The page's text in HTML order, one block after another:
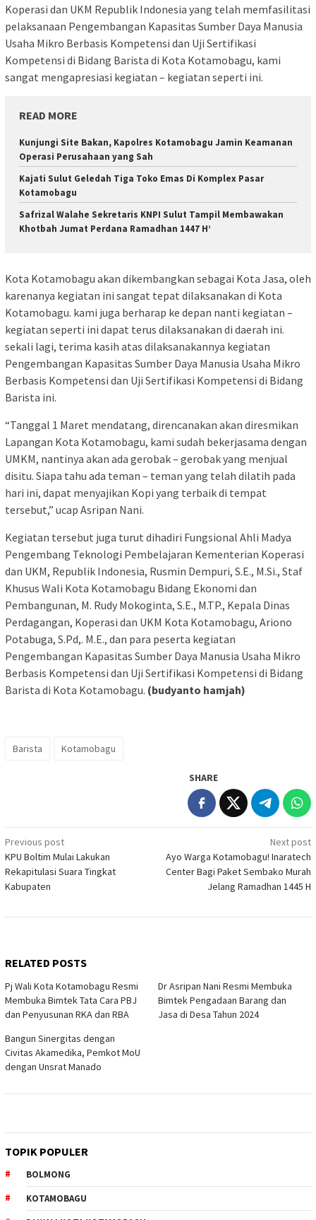
Koperasi dan UKM Republik Indonesia yang telah memfasilitasi
pelaksanaan Pengembangan Kapasitas Sumber Daya Manusia
Usaha Mikro Berbasis Kompetensi dan Uji Sertifikasi
Kompetensi di Bidang Barista di Kota Kotamobagu, kami
sangat mengapresiasi kegiatan – kegiatan seperti ini.
READ MORE
Kunjungi Site Bakan, Kapolres Kotamobagu Jamin Keamanan
Operasi Perusahaan yang Sah
Kajati Sulut Geledah Tiga Toko Emas Di Komplex Pasar
Kotamobagu
Safrizal Walahe Sekretaris KNPI Sulut Tampil Membawakan
Khotbah Jumat Perdana Ramadhan 1447 H’
Kota Kotamobagu akan dikembangkan sebagai Kota Jasa, oleh
karenanya kegiatan ini sangat tepat dilaksanakan di Kota
Kotamobagu. kami juga berharap ke depan nanti kegiatan –
kegiatan seperti ini dapat terus dilaksanakan di daerah ini.
sekali lagi, terima kasih atas dilaksanakannya kegiatan
Pengembangan Kapasitas Sumber Daya Manusia Usaha Mikro
Berbasis Kompetensi dan Uji Sertifikasi Kompetensi di Bidang
Barista ini.
“Tanggal 1 Maret mendatang, direncanakan akan diresmikan
Lapangan Kota Kotamobagu, kami sudah bekerjasama dengan
UMKM, nantinya akan ada gerobak – gerobak yang menjual
disitu. Siapa tahu ada teman – teman yang telah dilatih pada
hari ini, dapat menyajikan Kopi yang terbaik di tempat
tersebut,” ucap Asripan Nani.
Kegiatan tersebut juga turut dihadiri Fungsional Ahli Madya
Pengembang Teknologi Pembelajaran Kementerian Koperasi
dan UKM, Republik Indonesia, Rusmin Dempuri, S.E., M.Si., Staf
Khusus Wali Kota Kotamobagu Bidang Ekonomi dan
Pembangunan, M. Rudy Mokoginta, S.E., M.TP., Kepala Dinas
Perdagangan, Koperasi dan UKM Kota Kotamobagu, Ariono
Potabuga, S.Pd,. M.E., dan para peserta kegiatan
Pengembangan Kapasitas Sumber Daya Manusia Usaha Mikro
Berbasis Kompetensi dan Uji Sertifikasi Kompetensi di Bidang
Barista di Kota Kotamobagu. (budyanto hamjah)
Barista Kotamobagu
SHARE
Post
navigation
Previous post
KPU Boltim Mulai Lakukan
Rekapitulasi Suara Tingkat
Kabupaten
Next post
Ayo Warga Kotamobagu! Inaratech
Center Bagi Paket Sembako Murah
Jelang Ramadhan 1445 H
RELATED POSTS
Pj Wali Kota Kotamobagu Resmi
Membuka Bimtek Tata Cara PBJ
dan Penyusunan RKA dan RBA
Dr Asripan Nani Resmi Membuka
Bimtek Pengadaan Barang dan
Jasa di Desa Tahun 2024
Bangun Sinergitas dengan
Civitas Akamedika, Pemkot MoU
dengan Unsrat Manado
TOPIK POPULER
BOLMONG
KOTAMOBAGU